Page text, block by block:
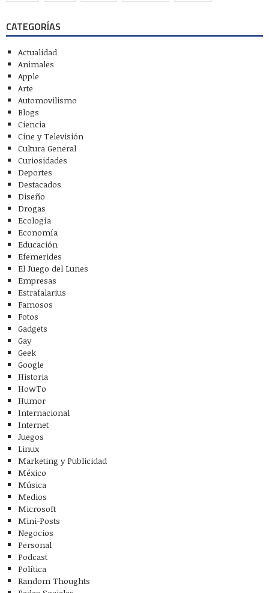
CATEGORÍAS
Actualidad
Animales
Apple
Arte
Automovilismo
Blogs
Ciencia
Cine y Televisión
Cultura General
Curiosidades
Deportes
Destacados
Diseño
Drogas
Ecología
Economía
Educación
Efemerides
El Juego del Lunes
Empresas
Estrafalarius
Famosos
Fotos
Gadgets
Gay
Geek
Google
Historia
HowTo
Humor
Internacional
Internet
Juegos
Linux
Marketing y Publicidad
México
Música
Medios
Microsoft
Mini-Posts
Negocios
Personal
Podcast
Política
Random Thoughts